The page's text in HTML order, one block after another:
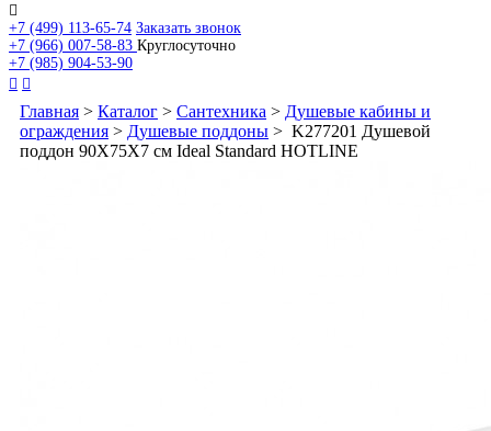

+7 (499) 113-65-74 Заказать звонок
+7 (966) 007-58-83 Круглосуточно
+7 (985) 904-53-90
 
Главная > Каталог > Сантехника > Душевые кабины и
ограждения > Душевые поддоны > K277201 Душевой
поддон 90X75X7 см Ideal Standard HOTLINE